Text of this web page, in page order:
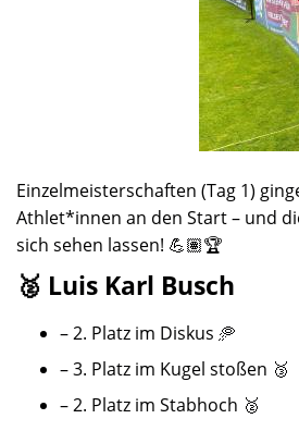
Einzelmeisterschaften (Tag 1)
Athlet*innen an den Start – und
sich sehen lassen! 💪🏽🏆
🥈 Luis Karl Busch
– 2. Platz im Diskus 🥏
– 3. Platz im Kugel stoßen 🥉
– 2. Platz im Stabhoch 🥈